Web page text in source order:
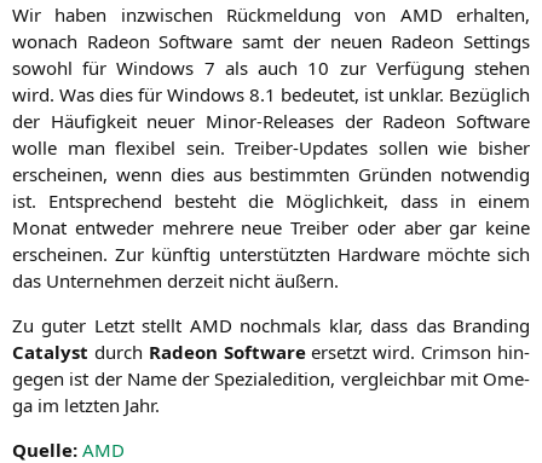
Wir haben inzwi­schen Rück­mel­dung von AMD erhal­ten,
wonach Rade­on Soft­ware samt der neu­en Rade­on Set­tings
sowohl für Win­dows 7 als auch 10 zur Ver­fü­gung ste­hen
wird. Was dies für Win­dows 8.1 bedeu­tet, ist unklar. Bezüg­lich
der Häu­fig­keit neu­er Minor-Releases der Rade­on Soft­ware
wol­le man fle­xi­bel sein. Trei­ber-Updates sol­len wie bis­her
erschei­nen, wenn dies aus bestimm­ten Grün­den not­wen­dig
ist. Ent­spre­chend besteht die Mög­lich­keit, dass in einem
Monat ent­we­der meh­re­re neue Trei­ber oder aber gar kei­ne
erschei­nen. Zur künf­tig unter­stütz­ten Hard­ware möch­te sich
das Unter­neh­men der­zeit nicht äußern.
Zu guter Letzt stellt AMD noch­mals klar, dass das Bran­ding
Cata­lyst durch Rade­on Soft­wareersetzt wird. Crims­on hin­
ge­gen ist der Name der Spe­zia­ledi­ti­on, ver­gleich­bar mit Ome­
ga im letz­ten Jahr.
Quel­le: AMD